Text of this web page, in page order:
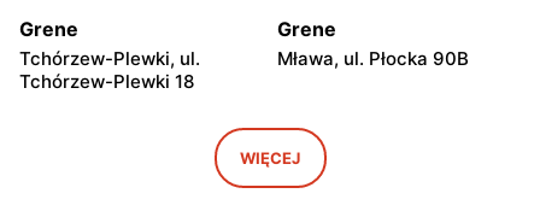
Grene
Tchórzew-Plewki, ul.
Tchórzew-Plewki 18
Grene
Mława, ul. Płocka 90B
Gostynin, ul. Kowalska 7
Grene
Śniadowo, ul. Kościelna 10
WIĘCEJ